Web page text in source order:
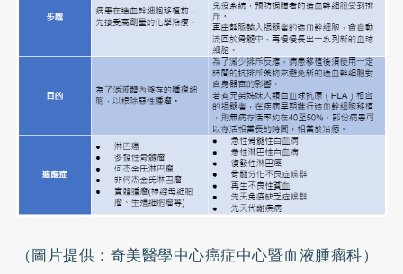
（圖片提供：奇美醫學中心癌症中心暨血液腫瘤科）